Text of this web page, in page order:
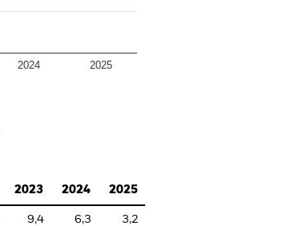
2024 2025
2023 2024 2025
9,4 6,3 3,2